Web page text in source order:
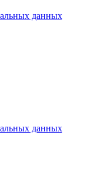
данных
данных